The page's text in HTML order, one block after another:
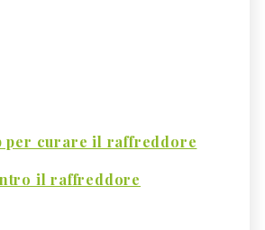
per curare il raffreddore
il raffreddore